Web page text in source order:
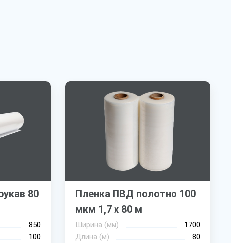
80
850
100
Пленка ПВД полотно 100
мкм 1,7 х 80 м
Ширина (мм)
1700
Длина (м)
80